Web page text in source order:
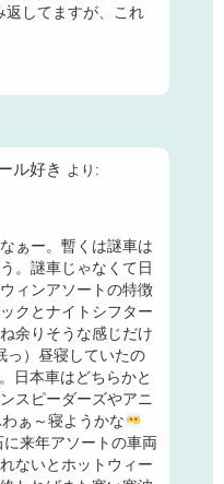
返してますが、これ
ル好き より:
ぁー。暫くは謎車は
。謎車じゃなくて日
ィンアソートの特徴
クとナイトシフター
余りそうな感じだけ
っ）昼寝していたの
日本車はどちらかと
スピーダーズやアニ
ぁ～寝ようかな
に来年アソートの車両
ないとホットウィー